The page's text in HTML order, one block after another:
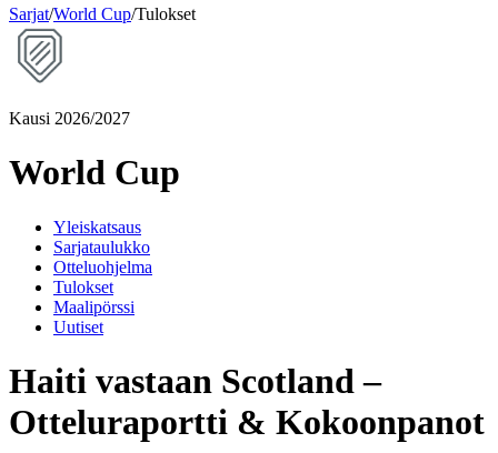
Sarjat/World Cup/Tulokset
Kausi 2026/2027
World Cup
Yleiskatsaus
Sarjataulukko
Otteluohjelma
Tulokset
Maalipörssi
Uutiset
Haiti vastaan Scotland –
Otteluraportti & Kokoonpanot